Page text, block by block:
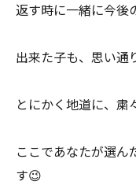
返す時に一緒に今
出来た子も、思い
とにかく地道に、粛
ここであなたが選ん
す😉